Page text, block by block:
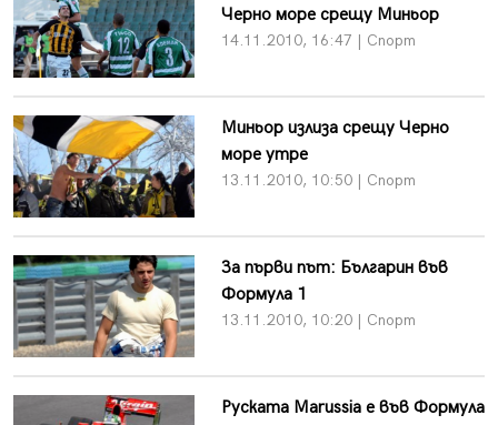
Черно море срещу Миньор
14.11.2010, 16:47 | Спорт
Миньор излиза срещу Черно
море утре
13.11.2010, 10:50 | Спорт
За първи път: Българин във
Формула 1
13.11.2010, 10:20 | Спорт
Руската Marussia е във Формула